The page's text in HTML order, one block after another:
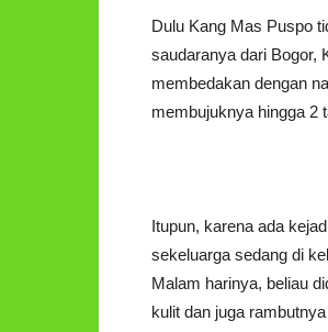
Dulu Kang Mas Puspo
saudaranya dari Bogor,
membedakan dengan
membujuknya hingga 2
Itupun, karena ada
sekeluarga sedang di
Malam harinya, beliau
kulit dan juga